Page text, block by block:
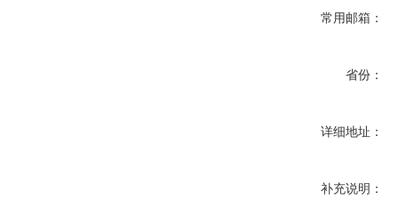
常用邮箱：
省份：
详细地址：
补充说明：